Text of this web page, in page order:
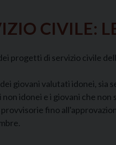
CIVILE:
progetti di servizio civile
giovani valutati idonei, sia
idonei e i giovani che non
fino